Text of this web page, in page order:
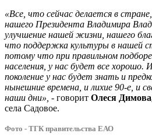
«Все, что сейчас делается в
нашего Президента Владимира
улучшение нашей жизни, нашего
что поддержка культуры в нашей
потому что при правильном
населения, у нас будет все
поколение у нас будет знать и
нынешние времена, и лихие 90-е, и
наши дни», - говорит Олеся
села Садовое.
Фото - ТГК правительства ЕАО